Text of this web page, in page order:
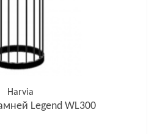
Harvia
Legend WL300